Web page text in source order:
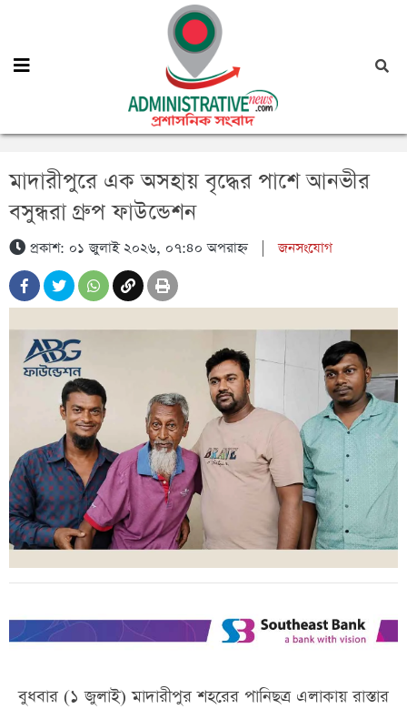
মাদারীপুরে এক অসহায় বৃদ্ধের পাশে আনভীর
বসুন্ধরা গ্রুপ ফাউন্ডেশন
প্রকাশ: ০১ জুলাই ২০২৬, ০৭:৪০ অপরাহ্ন|জনসংযোগ
বুধবার (১ জুলাই) মাদারীপুর শহরের পানিছত্র এলাকায় রাস্তার